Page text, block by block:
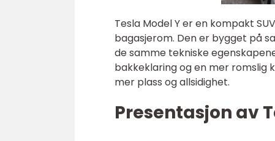
Tesla Model Y er en kompakt
bagasjerom. Den er bygget på
de samme tekniske
bakkeklaring og en mer romslig
mer plass og allsidighet.
Presentasjon av